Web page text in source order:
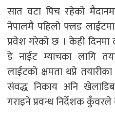
सात वटा पिच रहेको
नेपालमै पहिलो फ्लड
प्रवेश गरेको छ । केही
डे नाईट म्याचका लागि
लाईटको क्षमता थप्ने
संवद्ध निकाय अनि
गराइने प्रवन्ध निर्देशक कुँवरले